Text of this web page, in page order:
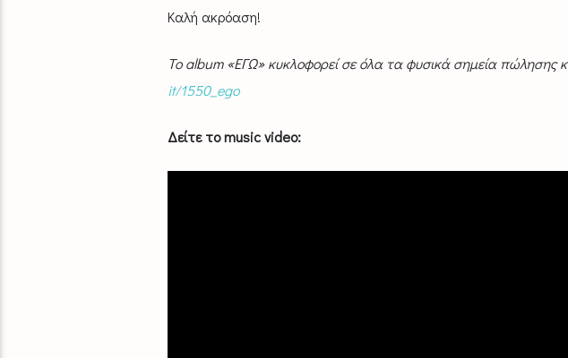
Καλή ακρόαση!
Το album «ΕΓΩ» κυκλοφορεί σε όλα τα φυσικά σημεία
it/1550_ego
Δείτε το music video: